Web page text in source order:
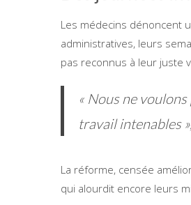
Les médecins dénoncent
administratives, leurs
pas reconnus à leur juste
« Nous ne
travail intenables
La réforme, censée
qui alourdit encore leurs